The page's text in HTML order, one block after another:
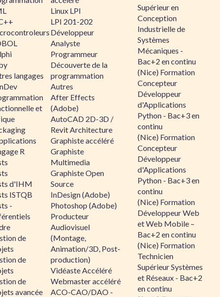
langages
et
R
d'IHM
ISTQB
-
de
de
de
avancée
Linux LPI
LPI 201-202
Développeur
Analyste
Programmeur
Découverte de la
programmation
Autres
After Effects
(Adobe)
AutoCAD 2D-3D /
Revit Architecture
Graphiste accéléré
Graphiste
Multimedia
Graphiste Open
Source
InDesign (Adobe)
Photoshop (Adobe)
Producteur
Audiovisuel
(Montage,
Animation/3D, Post-
production)
Vidéaste Accéléré
Webmaster accéléré
ACO-CAO/DAO -
Supérieur en
Conception
Industrielle de
Systèmes
Mécaniques -
Bac+2 en continu
(Nice) Formation
Concepteur
Développeur
d'Applications
Python - Bac+3 en
continu
(Nice) Formation
Concepteur
Développeur
d'Applications
Python - Bac+3 en
continu
(Nice) Formation
Développeur Web
et Web Mobile –
Bac+2 en continu
(Nice) Formation
Technicien
Supérieur Systèmes
et Réseaux - Bac+2
en continu